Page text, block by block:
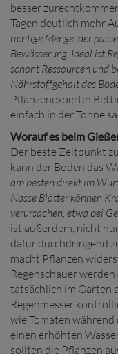
besser
Tagen deutlich mehr
richtige Menge, der
Bewässerung. Ideal ist
schont Ressourcen und
Nährstoffgehalt des
Pflanzenexpertin
einfach in der Tonne
Worauf es beim
Der beste Zeitpunkt
kann der Boden das
am besten direkt im
Nasse Blätter können
verursachen, etwa bei
ist außerdem, nicht
dafür durchdringend
macht Pflanzen
Regenschauer
tatsächlich im Garten
Regenmesser
wie Tomaten
einen erhöhten
sollten die Pflanzen